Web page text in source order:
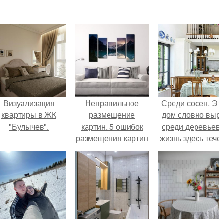
Визуализация
квартиры в ЖК
"Булычев".
Неправильное
размещение
картин. 5 ошибок
размещения картин
на стенах
Среди сосен.
дом словно
среди
жизнь здесь
собственном
- спокойно,
спешки и
шума.